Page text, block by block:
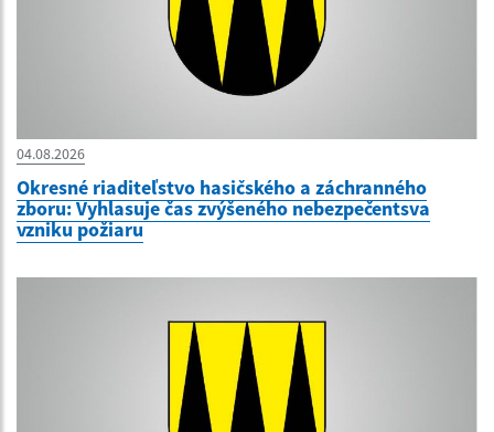
04.08.2026
Okresné riaditeľstvo hasičského a záchranného
zboru: Vyhlasuje čas zvýšeného nebezpečentsva
vzniku požiaru